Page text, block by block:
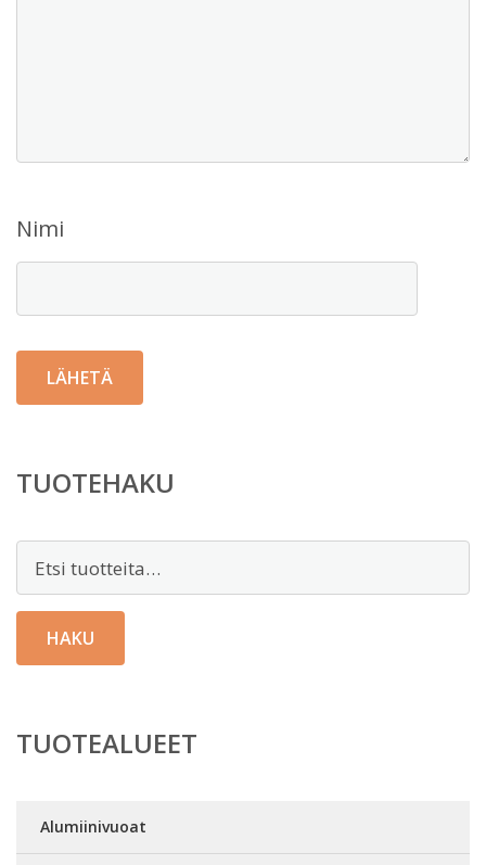
Nimi
TUOTEHAKU
HAKU
TUOTEALUEET
Alumiinivuoat